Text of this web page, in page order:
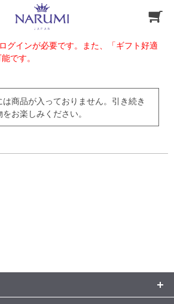
グインが必要です。また、「ギフト好適
です。
商品が入っておりません。引き続き
お楽しみください。